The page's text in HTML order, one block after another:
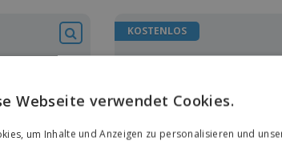
KOSTENLOS
Webseite verwendet Cookies.
um Inhalte und Anzeigen zu personalisieren und